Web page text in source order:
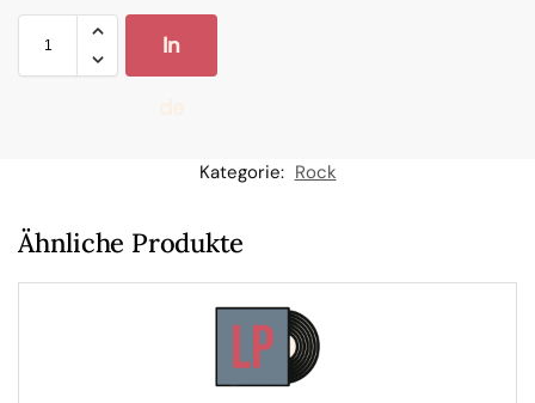
In
W
Kategorie: Rock
Ähnliche Produkte